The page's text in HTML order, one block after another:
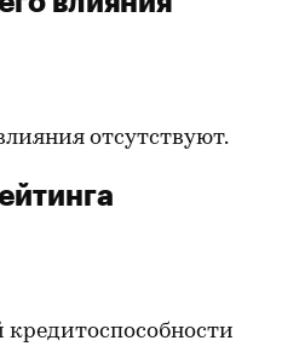
отсутствуют.
кредитоспособности